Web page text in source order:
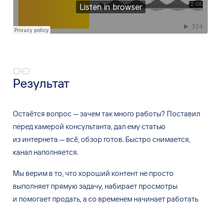
Результат
Остаётся вопрос—зачем так много работы? Поставил
перед камерой консультанта, дал ему статью
из интернета —всё, обзор готов. Быстро снимается,
канал наполняется.
Мы верим в то, что хороший контент не просто
выполняет прямую задачу, набирает просмотры
и помогает продать, а со временем начинает работать